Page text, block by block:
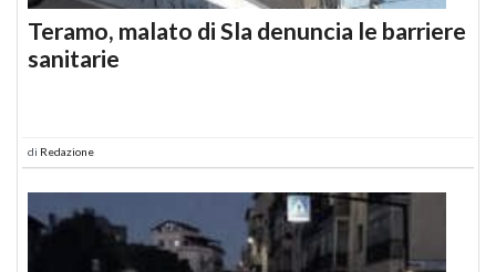
Teramo, malato di Sla denuncia le barriere
sanitarie
di Redazione